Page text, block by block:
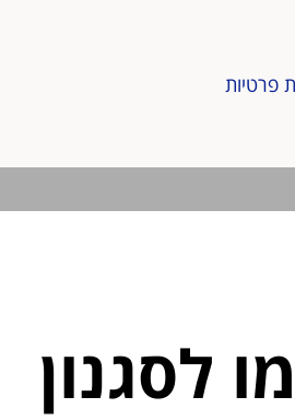
פרטיות
לסגנון